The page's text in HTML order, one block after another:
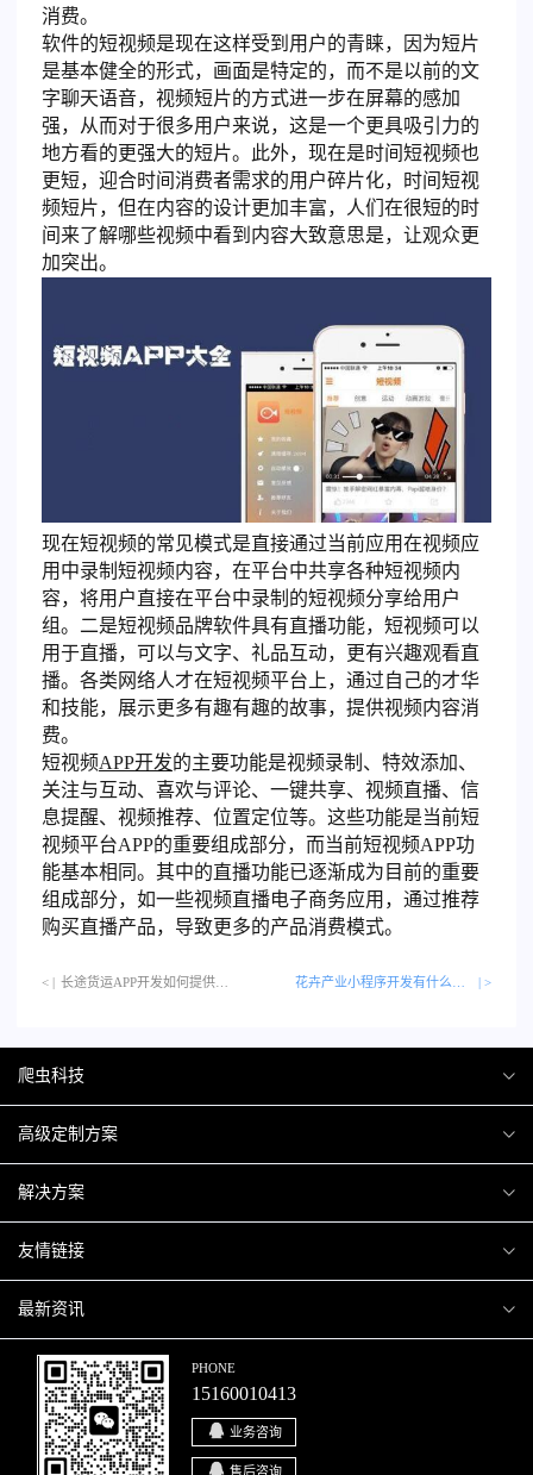
消费。
软件的短视频是现在这样受到用户的青睐，因为短片
是基本健全的形式，画面是特定的，而不是以前的文
字聊天语音，视频短片的方式进一步在屏幕的感加
强，从而对于很多用户来说，这是一个更具吸引力的
地方看的更强大的短片。此外，现在是时间短视频也
更短，迎合时间消费者需求的用户碎片化，时间短视
频短片，但在内容的设计更加丰富，人们在很短的时
间来了解哪些视频中看到内容大致意思是，让观众更
加突出。
现在短视频的常见模式是直接通过当前应用在视频应
用中录制短视频内容，在平台中共享各种短视频内
容，将用户直接在平台中录制的短视频分享给用户
组。二是短视频品牌软件具有直播功能，短视频可以
用于直播，可以与文字、礼品互动，更有兴趣观看直
播。各类网络人才在短视频平台上，通过自己的才华
和技能，展示更多有趣有趣的故事，提供视频内容消
费。
短视频APP开发的主要功能是视频录制、特效添加、
关注与互动、喜欢与评论、一键共享、视频直播、信
息提醒、视频推荐、位置定位等。这些功能是当前短
视频平台APP的重要组成部分，而当前短视频APP功
能基本相同。其中的直播功能已逐渐成为目前的重要
组成部分，如一些视频直播电子商务应用，通过推荐
购买直播产品，导致更多的产品消费模式。
< | | >
爬虫科技
爬虫案例
关于爬虫
高级定制方案
H5互动营销
微信小程序
移动APP
解决方案
商城解决方案
商城会员积分商城解决方案
网站解决方案
智慧校园解决方案
智慧停车解决方案
友情链接
厦门小程序开发
厦门APP开发
厦门微商城开发
博客园
最新资讯
行业资讯
爬虫动态
PHONE
15160010413
业务咨询
售后咨询